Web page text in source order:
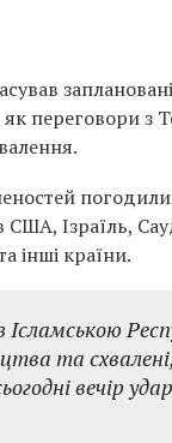
переговори
погодили
США, Ізраїль,
інші країни.
та
вечір